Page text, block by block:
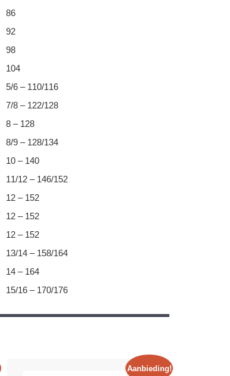
86
92
98
104
5/6 – 110/116
7/8 – 122/128
8 – 128
8/9 – 128/134
10 – 140
11/12 – 146/152
12 – 152
12 – 152
12 – 152
13/14 – 158/164
14 – 164
15/16 – 170/176
Aanbieding!